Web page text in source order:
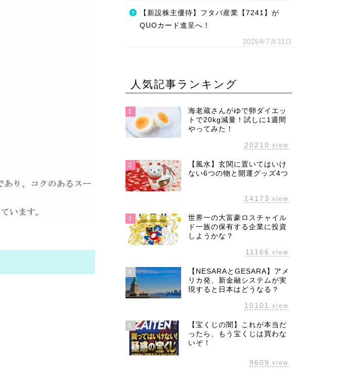
【新設株主優待】フタバ産業【7241】が
QUOカード進呈へ！
2026年7月31日
人気記事ランキング
1
海老蔵さんがゆで卵ダイエッ
トで20kg減量！試しに1週間
やってみた！
20210 view
2
【風水】玄関に置いてはいけ
ない6つの物と開運グッズ4つ
14173 view
3
世界一の大富豪ロスチャイル
ド一族の保有する企業に投資
しようかな？
11166 view
4
【NESARAとGESARA】アメ
リカ発、新金融システムが実
現すると日本はどうなる？
10101 view
5
【宝くじの闇】これが本当だ
ったら、もう宝くじは買わな
いぞ！
9609 view